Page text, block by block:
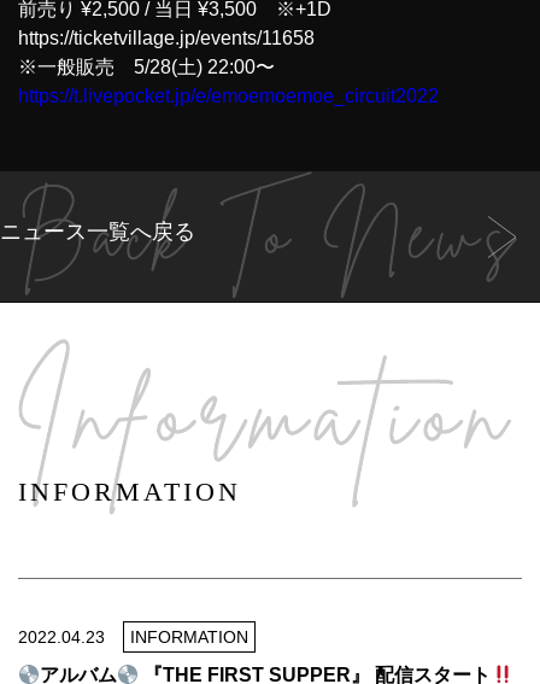
前売り ¥2,500 / 当日 ¥3,500 ※+1D
https://ticketvillage.jp/events/11658
※一般販売 5/28(土) 22:00〜
https://t.livepocket.jp/e/emoemoemoe_circuit2022
ニュース一覧へ戻る
INFORMATION
2022.04.23 INFORMATION
アルバム 『THE FIRST SUPPER』 配信スタート